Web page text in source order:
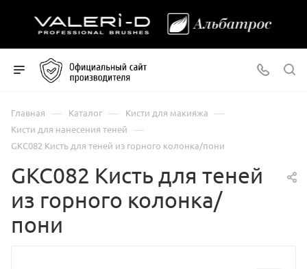
Главная — Каталог — Кисти для макияжа —
Кисти для нанесения теней —
GKC082 Кисть для теней из горного колонка/пони
GKC082 Кисть для теней
из горного колонка/
пони